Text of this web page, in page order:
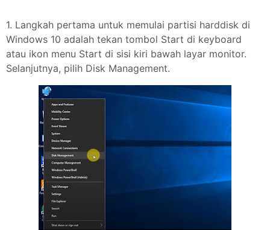
1. Langkah pertama untuk memulai partisi harddisk di
Windows 10 adalah tekan tombol Start di keyboard
atau ikon menu Start di sisi kiri bawah layar monitor.
Selanjutnya, pilih Disk Management.